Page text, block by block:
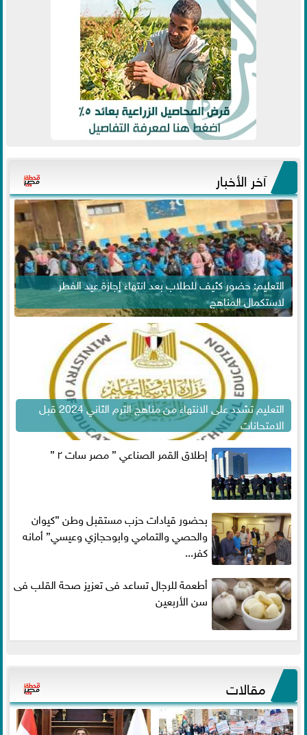
آخر الأخبار
التعليم: حضور كثيف للطلاب بعد انتهاء إجازة عيد الفطر
لاستكمال المناهج
التعليم تشدد على الانتهاء من مناهج الترم الثاني 2024 قبل
الامتحانات
إطلاق القمر الصناعي ” مصر سات ٢ ”
بحضور قيادات حزب مستقبل وطن ”كيوان
والحصي والتمامي وابوحجازي وعيسي” أمانه
كفر...
أطعمة للرجال تساعد فى تعزيز صحة القلب فى
سن الأربعين
مقالات